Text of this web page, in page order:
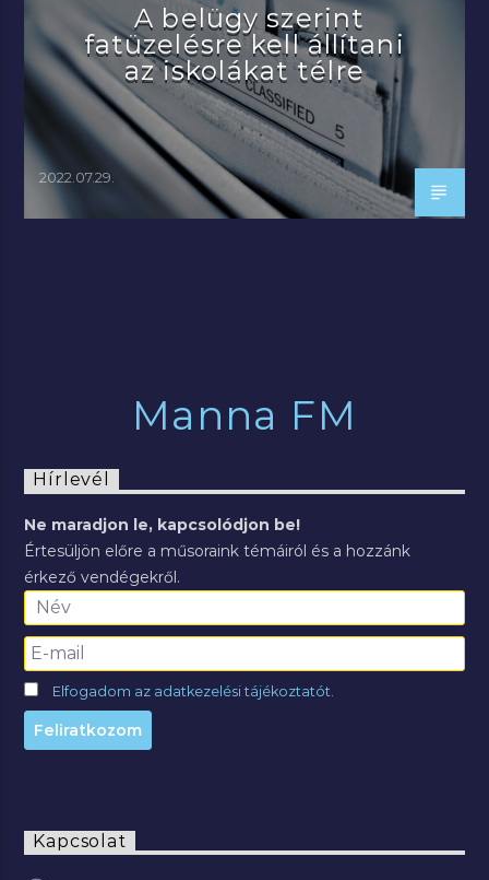
A belügy szerint
fatüzelésre kell állítani
az iskolákat télre
2022.07.29.
Manna FM
Hírlevél
Ne maradjon le, kapcsolódjon be!
Értesüljön előre a műsoraink témáiról és a hozzánk
érkező vendégekről.
Elfogadom az adatkezelési tájékoztatót.
Kapcsolat